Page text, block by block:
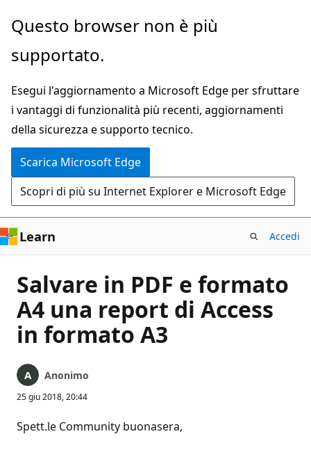
Ignora
passa
contenuto
principale
Questo browser non è più
supportato.
Esegui l'aggiornamento a Microsoft Edge per sfruttare
i vantaggi di funzionalità più recenti, aggiornamenti
della sicurezza e supporto tecnico.
Scarica Microsoft Edge
Scopri di più su Internet Explorer e Microsoft Edge
Learn Accedi
Salvare in PDF e formato
A4 una report di Access
in formato A3
Anonimo
25 giu 2018, 20:44
Spett.le Community buonasera,